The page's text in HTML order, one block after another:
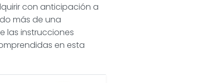
con anticipación a
más de una
las instrucciones
en esta